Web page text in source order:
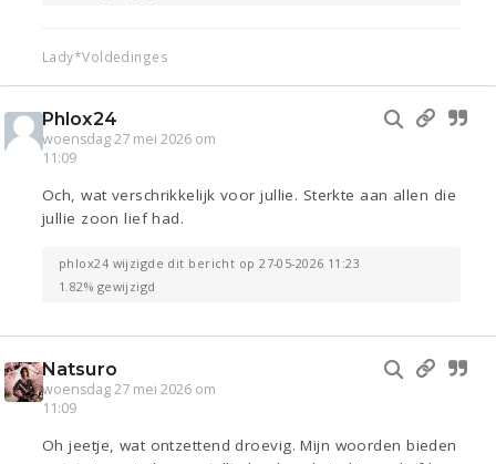
Lady*Voldedinges
Phlox24
woensdag 27 mei 2026 om
11:09
Och, wat verschrikkelijk voor jullie. Sterkte aan allen die
jullie zoon lief had.
phlox24 wijzigde dit bericht op 27-05-2026 11:23
1.82% gewijzigd
Natsuro
woensdag 27 mei 2026 om
11:09
Oh jeetje, wat ontzettend droevig. Mijn woorden bieden